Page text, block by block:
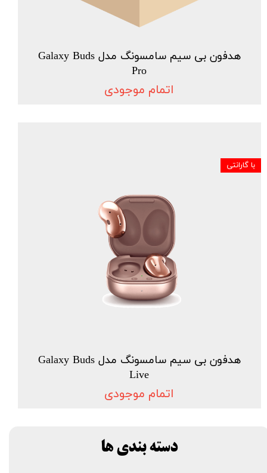
هدفون بی سیم سامسونگ مدل Galaxy Buds
Pro
اتمام موجودی
هدفون بی سیم سامسونگ مدل Galaxy Buds
Live
اتمام موجودی
با گارانتی
دسته بندی ها